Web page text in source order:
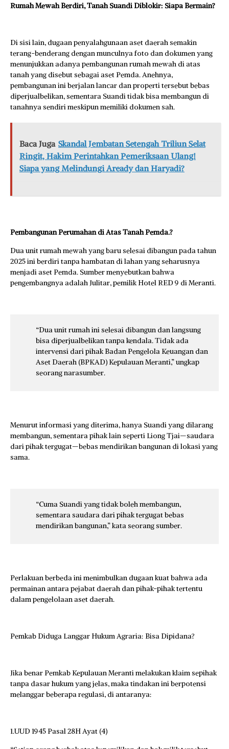
Rumah Mewah Berdiri, Tanah Suandi Diblokir: Siapa Bermain?
Di sisi lain, dugaan penyalahgunaan aset daerah semakin
terang-benderang dengan munculnya foto dan dokumen yang
menunjukkan adanya pembangunan rumah mewah di atas
tanah yang disebut sebagai aset Pemda. Anehnya,
pembangunan ini berjalan lancar dan properti tersebut bebas
diperjualbelikan, sementara Suandi tidak bisa membangun di
tanahnya sendiri meskipun memiliki dokumen sah.
Baca Juga Skandal Jembatan Setengah Triliun Selat
Ringit, Hakim Perintahkan Pemeriksaan Ulang!
Siapa yang Melindungi Aready dan Haryadi?
Pembangunan Perumahan di Atas Tanah Pemda.?
Dua unit rumah mewah yang baru selesai dibangun pada tahun
2025 ini berdiri tanpa hambatan di lahan yang seharusnya
menjadi aset Pemda. Sumber menyebutkan bahwa
pengembangnya adalah Julitar, pemilik Hotel RED 9 di Meranti.
“Dua unit rumah ini selesai dibangun dan langsung
bisa diperjualbelikan tanpa kendala. Tidak ada
intervensi dari pihak Badan Pengelola Keuangan dan
Aset Daerah (BPKAD) Kepulauan Meranti,” ungkap
seorang narasumber.
Menurut informasi yang diterima, hanya Suandi yang dilarang
membangun, sementara pihak lain seperti Liong Tjai—saudara
dari pihak tergugat—bebas mendirikan bangunan di lokasi yang
sama.
“Cuma Suandi yang tidak boleh membangun,
sementara saudara dari pihak tergugat bebas
mendirikan bangunan,” kata seorang sumber.
Perlakuan berbeda ini menimbulkan dugaan kuat bahwa ada
permainan antara pejabat daerah dan pihak-pihak tertentu
dalam pengelolaan aset daerah.
Pemkab Diduga Langgar Hukum Agraria: Bisa Dipidana?
Jika benar Pemkab Kepulauan Meranti melakukan klaim sepihak
tanpa dasar hukum yang jelas, maka tindakan ini berpotensi
melanggar beberapa regulasi, di antaranya:
1.UUD 1945 Pasal 28H Ayat (4)